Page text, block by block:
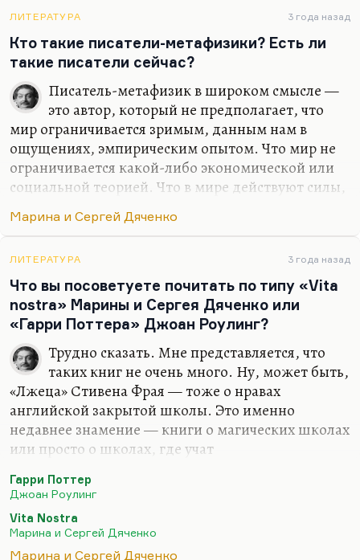
ЛИТЕРАТУРА 3 года назад
Кто такие писатели-метафизики? Есть ли
такие писатели сейчас?
Писатель-метафизик в широком смысле —
это автор, который не предполагает, что
мир ограничивается зримым, данным нам в
ощущениях, эмпирическим опытом. Что мир не
ограничивается какой-либо экономической или
социальной теорией. Что в мире действуют силы,
мере, человеку неположенные. Потому что
есть что-то, кроме человека, флоры и фауны. Есть
некие силы, некие магнитные поля, в которые
человек, как опилка, попадает.
Есть, конечно, и весьма много. И это не только
какие-то безумные графоманы, для которых
характерно мистическое мироощущение. Это
вполне серьезные литераторы. Я думаю, что для…
Марина и Сергей Дяченко
ЛИТЕРАТУРА 3 года назад
Что вы посоветуете почитать по типу «Vita
nostra» Марины и Сергея Дяченко или
«Гарри Поттера» Джоан Роулинг?
Трудно сказать. Мне представляется, что
таких книг не очень много. Ну, может быть,
«Лжеца» Стивена Фрая — тоже о нравах
английской закрытой школы. Это именно
недавнее знамение — книги о магических школах
или просто о школах, где учат
Велтистова «Гум-Гам». Она рассказывает о жизни
волшебного мальчика в таком очень хорошо
придуманном мире.
Гарри Поттер
Джоан Роулинг
Vita Nostra
Марина и Сергей Дяченко
Марина и Сергей Дяченко